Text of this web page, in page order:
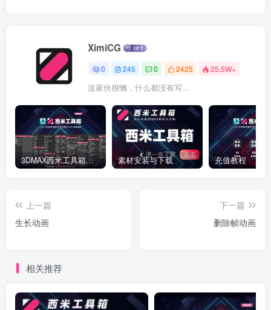
XimiCG
0 245 0 2425 25.5W+
这家伙很懒，什么都没有写...
3DMAX西米工具箱下载 素材安装与下载 充值教程
上一篇
生长动画
下一篇
删除帧动画
相关推荐